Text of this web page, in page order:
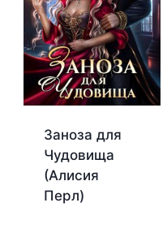
Заноза для
Чудовища
(Алисия
Перл)